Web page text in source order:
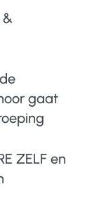
&
gaat
ZELF en